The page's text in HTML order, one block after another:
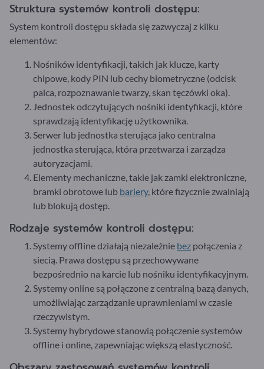
Struktura systemów kontroli dostępu:
System kontroli dostępu składa się zazwyczaj z kilku
elementów:
Nośników identyfikacji, takich jak klucze, karty
chipowe, kody PIN lub cechy biometryczne (odcisk
palca, rozpoznawanie twarzy, skan tęczówki oka).
Jednostek odczytujących nośniki identyfikacji, które
sprawdzają identyfikację użytkownika.
Serwer lub jednostka sterująca jako centralna
jednostka sterująca, która przetwarza i zarządza
autoryzacjami.
Elementy mechaniczne, takie jak zamki elektroniczne,
bramki obrotowe lub bariery, które fizycznie zwalniają
lub blokują dostęp.
Rodzaje systemów kontroli dostępu:
Systemy offline działają niezależnie bez połączenia z
siecią. Prawa dostępu są przechowywane
bezpośrednio na karcie lub nośniku identyfikacyjnym.
Systemy online są połączone z centralną bazą danych,
umożliwiając zarządzanie uprawnieniami w czasie
rzeczywistym.
Systemy hybrydowe stanowią połączenie systemów
offline i online, zapewniając większą elastyczność.